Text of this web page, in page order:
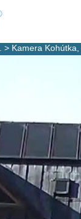
> Kamera Kohútka